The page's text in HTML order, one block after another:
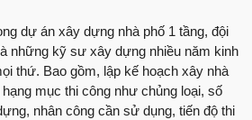
dự án xây dựng nhà phố 1 tầng, đội
những kỹ sư xây dựng nhiều năm kinh
thứ. Bao gồm, lập kế hoạch xây nhà
mục thi công như chủng loại, số
nhân công cần sử dụng, tiến độ thi